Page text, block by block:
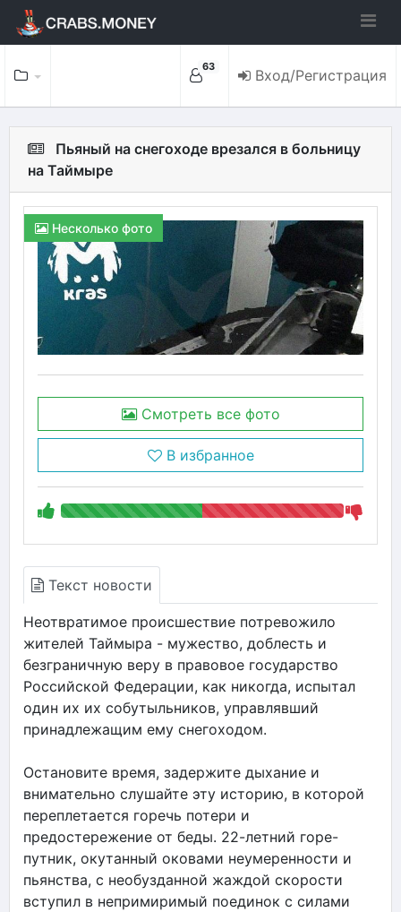
63 Вход/Регистрация
Пьяный на снегоходе врезался в больницу
на Таймыре
Несколько фото
Смотреть все фото
В избранное
Текст новости
Неотвратимое происшествие потревожило
жителей Таймыра - мужество, доблесть и
безграничную веру в правовое государство
Российской Федерации, как никогда, испытал
один их их собутыльников, управлявший
принадлежащим ему снегоходом.
Остановите время, задержите дыхание и
внимательно слушайте эту историю, в которой
переплетается горечь потери и
предостережение от беды. 22-летний горе-
путник, окутанный оковами неумеренности и
пьянства, с необузданной жаждой скорости
вступил в непримиримый поединок с силами